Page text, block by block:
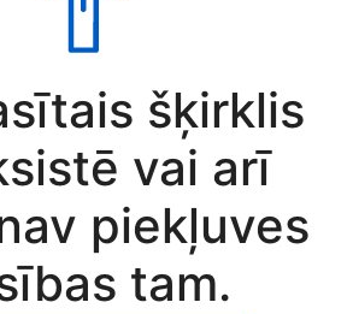
šķirklis
vai arī
piekļuves
tam.